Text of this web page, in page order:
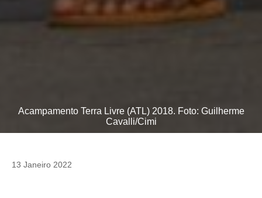
Acampamento Terra Livre (ATL) 2018. Foto: Guilherme
Cavalli/Cimi
13 Janeiro 2022